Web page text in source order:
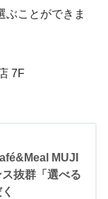
ぶことができま
7F
MUJI
抜群「選べる